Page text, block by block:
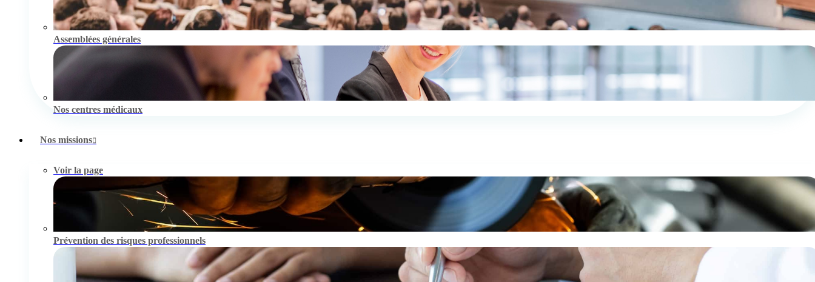
Assemblées générales
Nos centres médicaux
Nos missions
Voir la page
Prévention des risques professionnels